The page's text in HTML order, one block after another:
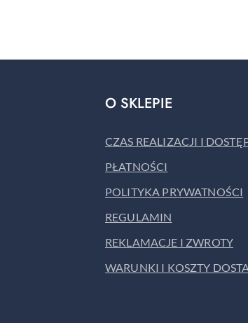
O SKLEPIE
CZAS REALIZACJI I
PŁATNOŚCI
POLITYKA PRYWATNOŚCI
REGULAMIN
REKLAMACJE I ZWROTY
WARUNKI I KOSZTY